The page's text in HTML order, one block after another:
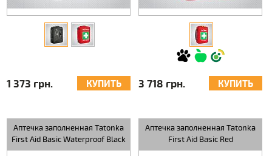
1 373 грн. КУПИТЬ 3 718 грн. КУПИТЬ
Аптечка заполненная Tatonka
First Aid Basic Waterproof Black
Аптечка заполненная Tatonka
First Aid Basic Red